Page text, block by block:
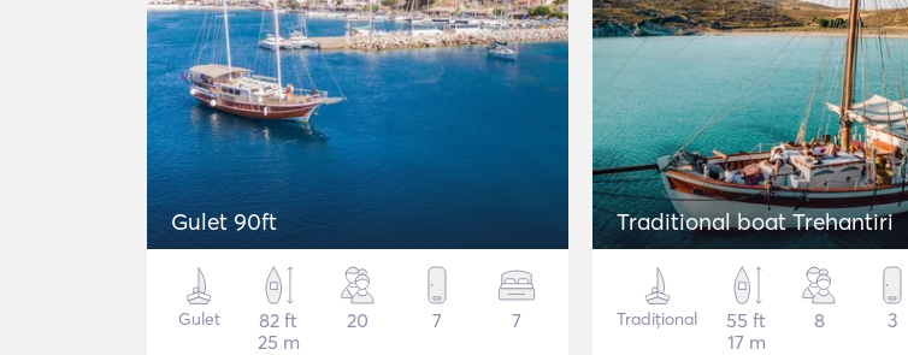
Gulet 90ft
Gulet
82 ft
25 m
20 7 7
Traditional boat Trehantiri
Tradițional
55 ft
17 m
8 3